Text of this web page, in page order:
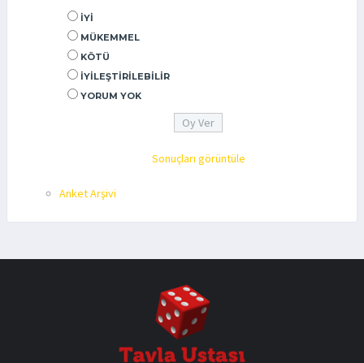
İYI
MÜKEMMEL
KÖTÜ
İYILEŞTIRILEBILIR
YORUM YOK
Sonuçları görüntüle
Anket Arşivi